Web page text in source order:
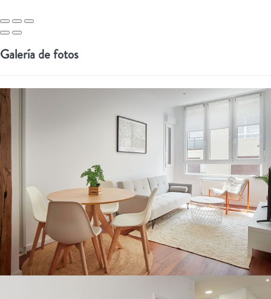
Galería de fotos